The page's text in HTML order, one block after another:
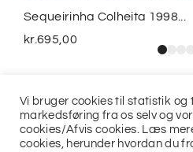
Sequeirinha Colheita 1998...
kr.695,00
Vi bruger cookies til statistik og
markedsføring fra os selv og
cookies/Afvis cookies. Læs
cookies, herunder hvordan du